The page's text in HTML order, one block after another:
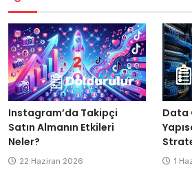
Instagram’da Takipçi
Satın Almanın Etkileri
Neler?
22 Haziran 2026
Data
1